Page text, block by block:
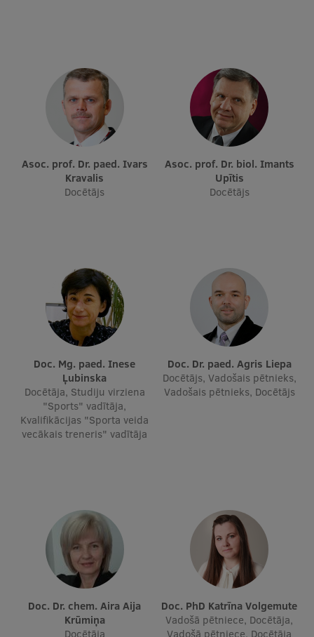
Asoc. prof. Dr. paed. Ivars
Kravalis
Docētājs
Asoc. prof. Dr. biol. Imants
Upītis
Docētājs
Doc. Mg. paed. Inese
Ļubinska
Docētāja, Studiju virziena
"Sports" vadītāja,
Kvalifikācijas "Sporta veida
vecākais treneris" vadītāja
Doc. Dr. paed. Agris Liepa
Docētājs, Vadošais pētnieks,
Vadošais pētnieks, Docētājs
Doc. Dr. chem. Aira Aija
Krūmiņa
Docētāja
Doc. PhD Katrīna Volgemute
Vadošā pētniece, Docētāja,
Vadošā pētniece, Docētāja